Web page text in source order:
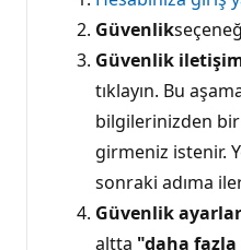
Güvenlik
Güvenlik
tıklayın. Bu
bilgilerinizden
girmeniz istenir.
sonraki adıma
Güvenlik
altta "daha fazla